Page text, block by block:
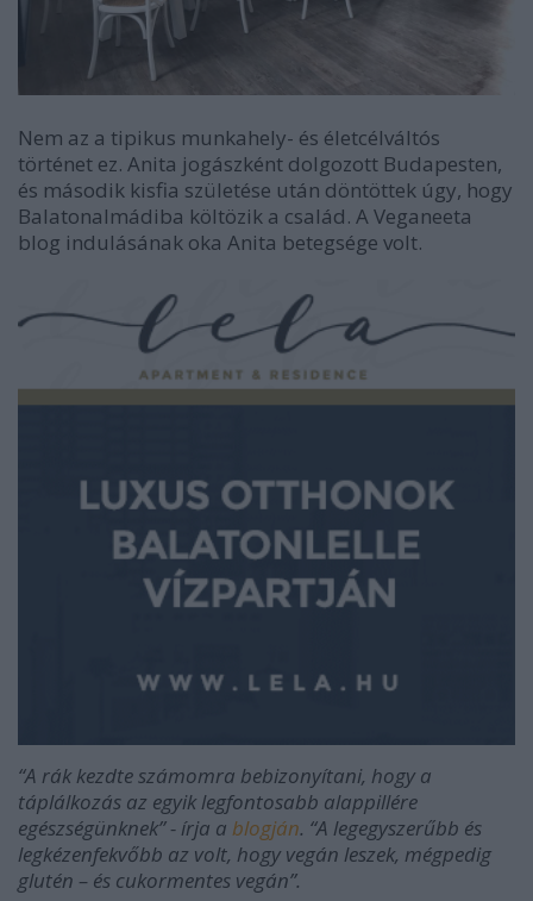
Nem az a tipikus munkahely- és életcélváltós
történet ez. Anita jogászként dolgozott Budapesten,
és második kisfia születése után döntöttek úgy, hogy
Balatonalmádiba költözik a család. A Veganeeta
blog indulásának oka Anita betegsége volt.
“A rák kezdte számomra bebizonyítani, hogy a
táplálkozás az egyik legfontosabb alappillére
egészségünknek” - írja a blogján. “A legegyszerűbb és
legkézenfekvőbb az volt, hogy vegán leszek, mégpedig
glutén – és cukormentes vegán”.